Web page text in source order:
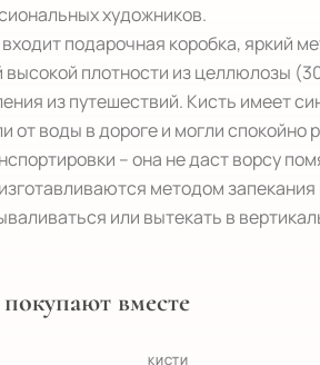
художников.
подарочная коробка, яркий
высокой плотности из целлюлозы
из путешествий. Кисть имеет
от воды в дороге и могли
– она не даст ворсу
методом
или вытекать в
вместе
КИСТИ